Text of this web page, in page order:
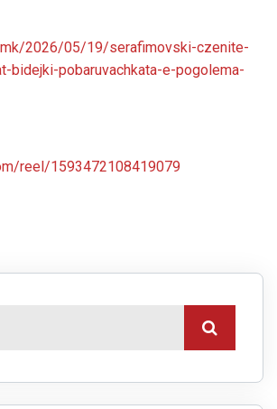
2026/05/19/serafimovski-czenite-
bidejki-pobaruvachkata-e-pogolema-
reel/1593472108419079